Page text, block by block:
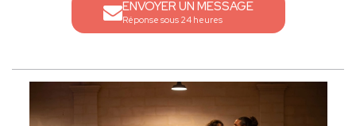
ENVOYER UN MESSAGE
Réponse sous 24 heures